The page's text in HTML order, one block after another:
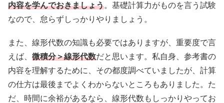
内容を学んでおきましょう。基礎計算力がものを言う試験
なので、怠らずしっかりやりましょう。
また、線形代数の知識も必要ではありますが、重要度で言
えば、 微積分＞線形代数だと思います。私自身、参考書の
内容を理解するために、その都度調べていましたが、計算
の仕方は最後までよくわからないところもありました。た
だ、時間に余裕があるなら、線形代数もしっかりやってお